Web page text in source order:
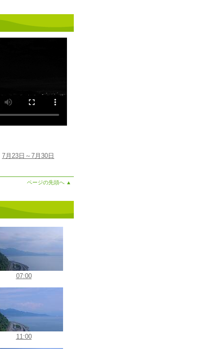
7月23日～7月30日
ページの先頭へ ▲
07:00
11:00